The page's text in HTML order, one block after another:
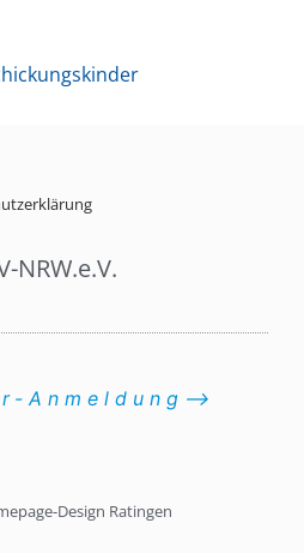
NRW.e.V.
Anmeldung⟶
Design Ratingen